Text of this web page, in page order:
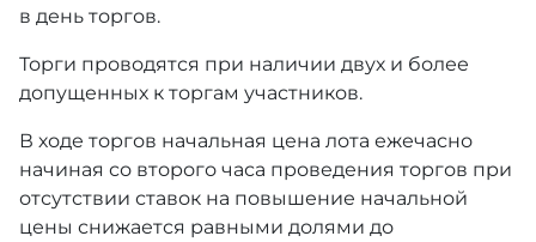
в день торгов.
Торги проводятся при наличии двух и более
допущенных к торгам участников.
В ходе торгов начальная цена лота ежечасно
начиная со второго часа проведения торгов при
отсутствии ставок на повышение начальной
цены снижается равными долями до